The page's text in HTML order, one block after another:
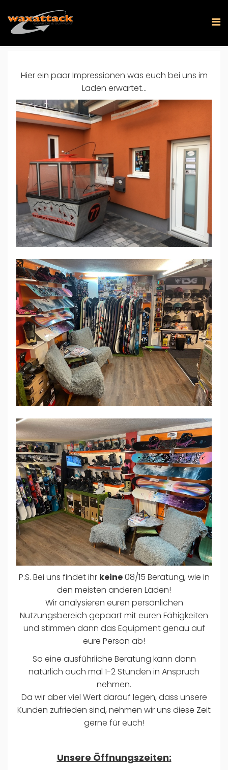
Hier ein paar Impressionen was euch bei uns im
Laden erwartet...
P.S. Bei uns findet ihr keine08/15 Beratung, wie in
den meisten anderen Läden!
Wir analysieren euren persönlichen
Nutzungsbereich gepaart mit euren Fähigkeiten
und stimmen dann das Equipment genau auf
eure Person ab!
So eine ausführliche Beratung kann dann
natürlich auch mal 1-2 Stunden in Anspruch
nehmen.
Da wir aber viel Wert darauf legen, dass unsere
Kunden zufrieden sind, nehmen wir uns diese Zeit
gerne für euch!
Unsere Öffnungszeiten: